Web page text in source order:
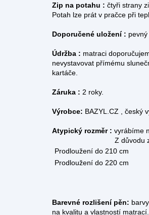
Zip na potahu : čtyři strany
Potah lze prát v pračce při
Doporučené uložení :
Údržba : matraci
nevystavovat přímému
kartáče.
Záruka : 2 roky.
Výrobce: BAZYL.CZ , český
Atypický rozměr : vyrábíme
Z důvodu zakázkové
Prodloužení do 210 cm
Prodloužení do 220 cm
Barevné rozlišení pěn:
na kvalitu a vlastností matrací.